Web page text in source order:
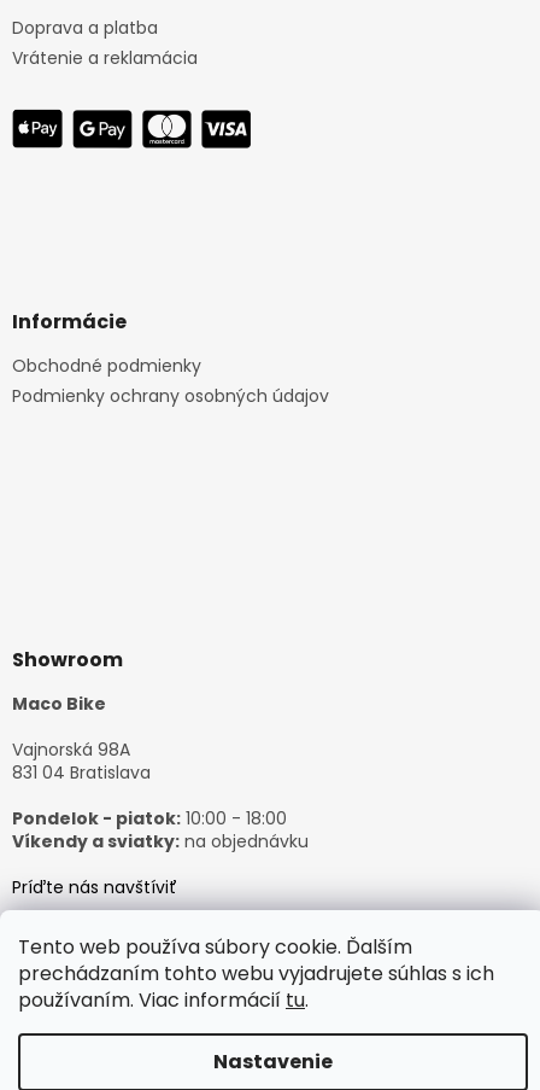
Tento web používa súbory cookie. Ďalším
prechádzaním tohto webu vyjadrujete súhlas s ich
používaním. Viac informácií tu.
Nastavenie
Doprava a platba
Vrátenie a reklamácia
Informácie
Obchodné podmienky
Podmienky ochrany osobných údajov
Showroom
Maco Bike
Vajnorská 98A
831 04 Bratislava
Pondelok - piatok: 10:00 - 18:00
Víkendy a sviatky: na objednávku
Príďte nás navštíviť